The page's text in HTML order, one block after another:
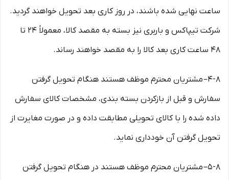
ساعت نهایی شده باشند، در روز کاری بعد تحویل خواهند گردید.
شرکت تیپاکس و باربری نیز بسته به مقصد کالا، معمولاً ۲۴ تا
۴۸ ساعت کاری بعد کالا را به مقصد خواهند رساند.
۴-۸– مشتریان محترم موظف هستند هنگام تحویل گرفتن
سفارش و قبل از بازکردن بسته بندی، مشخصات کالای سفارش
داده شده را با کالای تحویلی مطابقت داده و در صورت مغایرت از
تحویل گرفتن آن خودداری نماید.
۵-۸– مشتریان محترم موظف هستند در هنگام تحویل گرفتن